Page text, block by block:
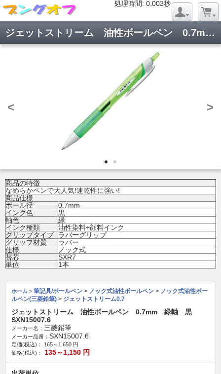
処理時間: 0.003秒
ジェットストリーム 油性ボールペン 0.7mm 緑軸 黒 SXN15007.6
< >
商品の特徴
なめらかペンで大人気!速乾性に強い!
商品仕様
ボール径
0.7mm
インク色
黒
軸色
緑
インク種類
油性染料+顔料インク
グリップタイプ
ラバーグリップ
グリップ材質
ラバー
仕様
ノック式
替芯
SXR7
単位
1本
ホーム > 筆記具/ボールペン > ノック式油性ボールペン > ノック式油性ボー
ルペン(三菱鉛筆) > ジェットストリーム0.7
ジェットストリーム 油性ボールペン 0.7mm 緑軸 黒
SXN15007.6
メーカー名： 三菱鉛筆
メーカー品番： SXN15007.6
定価(税込)： 165～1,650 円
価格(税込)：
135～1,150 円
処理時間: 0.024秒